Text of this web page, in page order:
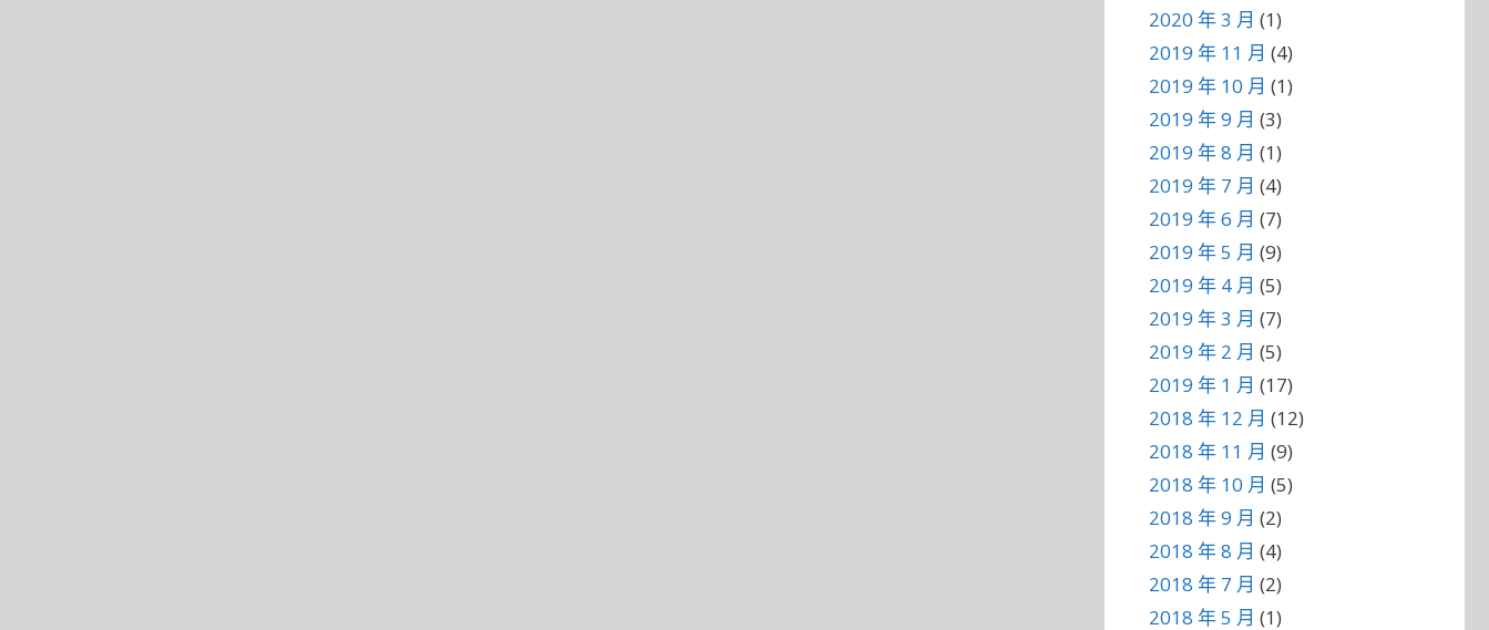
2020 年 3 月 (1)
2019 年 11 月 (4)
2019 年 10 月 (1)
2019 年 9 月 (3)
2019 年 8 月 (1)
2019 年 7 月 (4)
2019 年 6 月 (7)
2019 年 5 月 (9)
2019 年 4 月 (5)
2019 年 3 月 (7)
2019 年 2 月 (5)
2019 年 1 月 (17)
2018 年 12 月 (12)
2018 年 11 月 (9)
2018 年 10 月 (5)
2018 年 9 月 (2)
2018 年 8 月 (4)
2018 年 7 月 (2)
2018 年 5 月 (1)